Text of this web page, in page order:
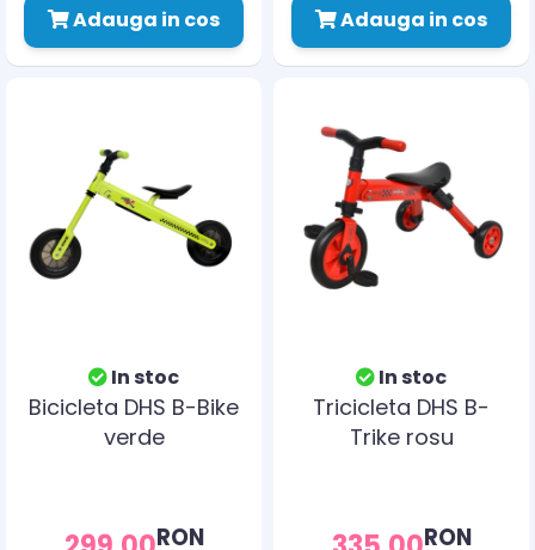
Adauga in cos Adauga in cos
In stoc
Bicicleta DHS B-Bike
verde
RON
In stoc
Tricicleta DHS B-
Trike rosu
RON